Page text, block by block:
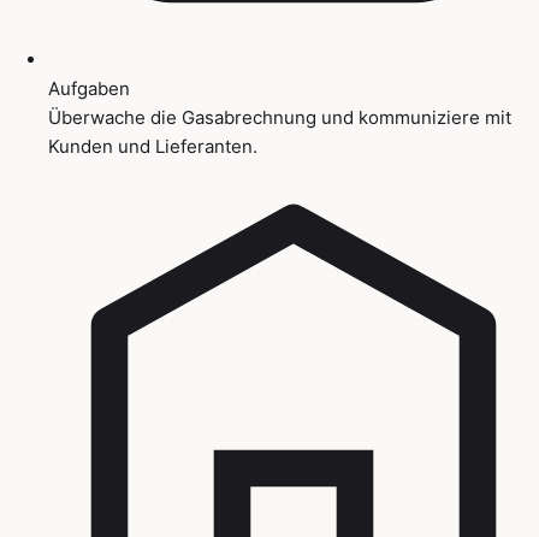
Aufgaben
Überwache die Gasabrechnung und kommuniziere mit
Kunden und Lieferanten.